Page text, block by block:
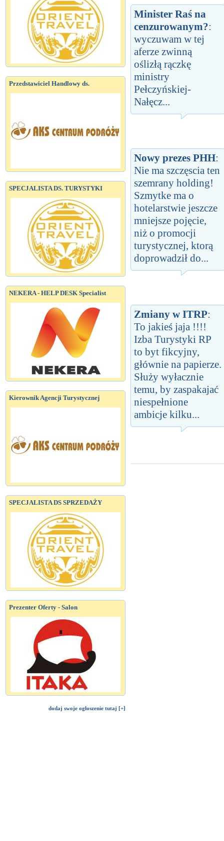
Przedstawiciel Handlowy ds.
SPECJALISTA DS. TURYSTYKI
NEKERA - HELP DESK Specialist
Kierownik Agencji Turystycznej
SPECJALISTA DS SPRZEDAŻY
Prezenter Oferty - Salon
dodaj swoje ogłoszenie tutaj [+]
Minister Raś na
cenzurowanym?:
wyczuwam w tej
aferze zwinną
oślizłą rączkę
ministry
Pełczyńskiej-
Nałęcz...
Nowy prezes PHH:
Nie ma szczęscia ten
szemrany holding!
Szmytke ma o
hotelarstwie jeszcze
mniejsze pojęcie,
niż o promocji
turystycznej, ktorą
doprowadził do...
Zmiany w ITRP:
To jakieś jaja !!!!
Izba Turystyki RP
to byt fikcyjny,
głównie na papierze.
Służy wyłacznie
temu, by zaspakajać
niespełnione
ambicje kilku...